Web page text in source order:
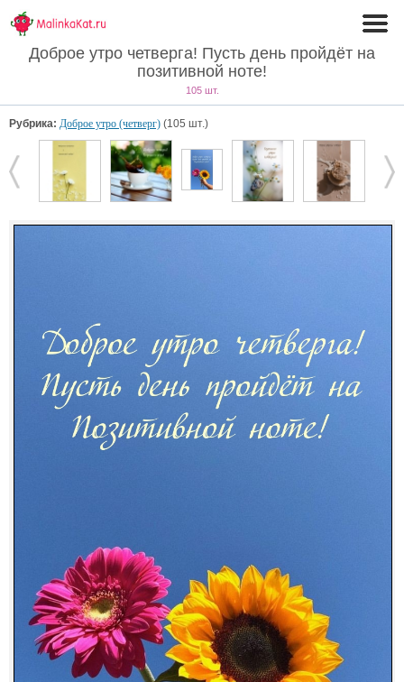
Доброе утро четверга! Пусть день пройдёт на
позитивной ноте!
105 шт.
Рубрика: Доброе утро (четверг) (105 шт.)